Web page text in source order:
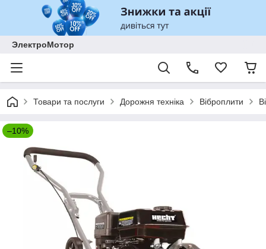
ЭлектроМотор
Товари та послуги Дорожня техніка Віброплити
–10%